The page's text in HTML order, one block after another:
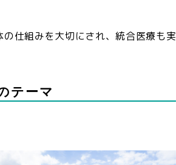
仕組みを大切にされ、統合医療も実
テーマ